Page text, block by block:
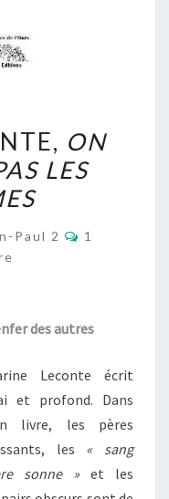
ON
LES
Paul 2
1
des autres
Leconte écrit
et profond. Dans
livre, les pères
les « sang
sonne » et les